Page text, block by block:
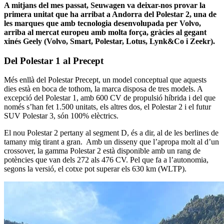
A mitjans del mes passat, Seuwagen va deixar-nos provar la
primera unitat que ha arribat a Andorra del Polestar 2, una de
les marques que amb tecnologia desenvolupada per Volvo,
arriba al mercat europeu amb molta força, gràcies al gegant
xinés Geely (Volvo, Smart, Polestar, Lotus, Lynk&Co i Zeekr).
Del Polestar 1 al Precept
Més enllà del Polestar Precept, un model conceptual que aquests
dies està en boca de tothom, la marca disposa de tres models. A
excepció del Polestar 1, amb 600 CV de propulsió híbrida i del que
només s’han fet 1.500 unitats, els altres dos, el Polestar 2 i el futur
SUV Polestar 3, són 100% elèctrics.
El nou Polestar 2 pertany al segment D, és a dir, al de les berlines de
tamany mig tirant a gran. Amb un disseny que l’apropa molt al d’un
crossover, la gamma Polestar 2 està disponible amb un rang de
potències que van dels 272 als 476 CV. Pel que fa a l’autonomia,
segons la versió, el cotxe pot superar els 630 km (WLTP).